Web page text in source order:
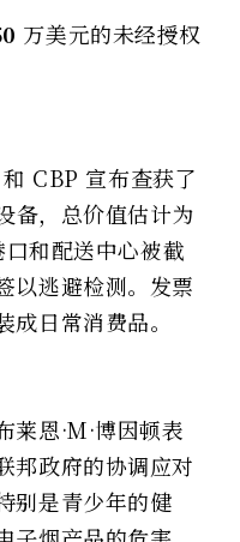
万美元的未经授权
CBP 宣布查获了
备，总价值估计为
和配送中心被截
以逃避检测。发票
日常消费品。
莱恩·M·博因顿表
邦政府的协调应对
别是青少年的健